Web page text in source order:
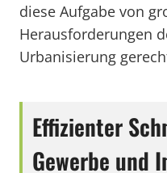
diese Aufgabe von
Herausforderungen
Urbanisierung
Effizienter
Gewerbe und